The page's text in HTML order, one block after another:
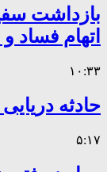
بازداشت
اتهام فساد
۱۰:۳۳
حادثه
۵:۱۷